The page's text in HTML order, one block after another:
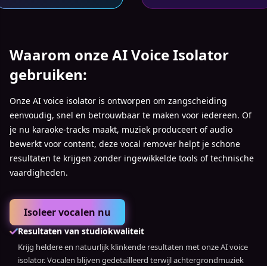
Waarom onze AI Voice Isolator
gebruiken:
Onze AI voice isolator is ontworpen om zangscheiding
eenvoudig, snel en betrouwbaar te maken voor iedereen. Of
je nu karaoke-tracks maakt, muziek produceert of audio
bewerkt voor content, deze vocal remover helpt je schone
resultaten te krijgen zonder ingewikkelde tools of technische
vaardigheden.
Isoleer vocalen nu
Resultaten van studiokwaliteit
Krijg heldere en natuurlijk klinkende resultaten met onze AI voice
isolator. Vocalen blijven gedetailleerd terwijl achtergrondmuziek